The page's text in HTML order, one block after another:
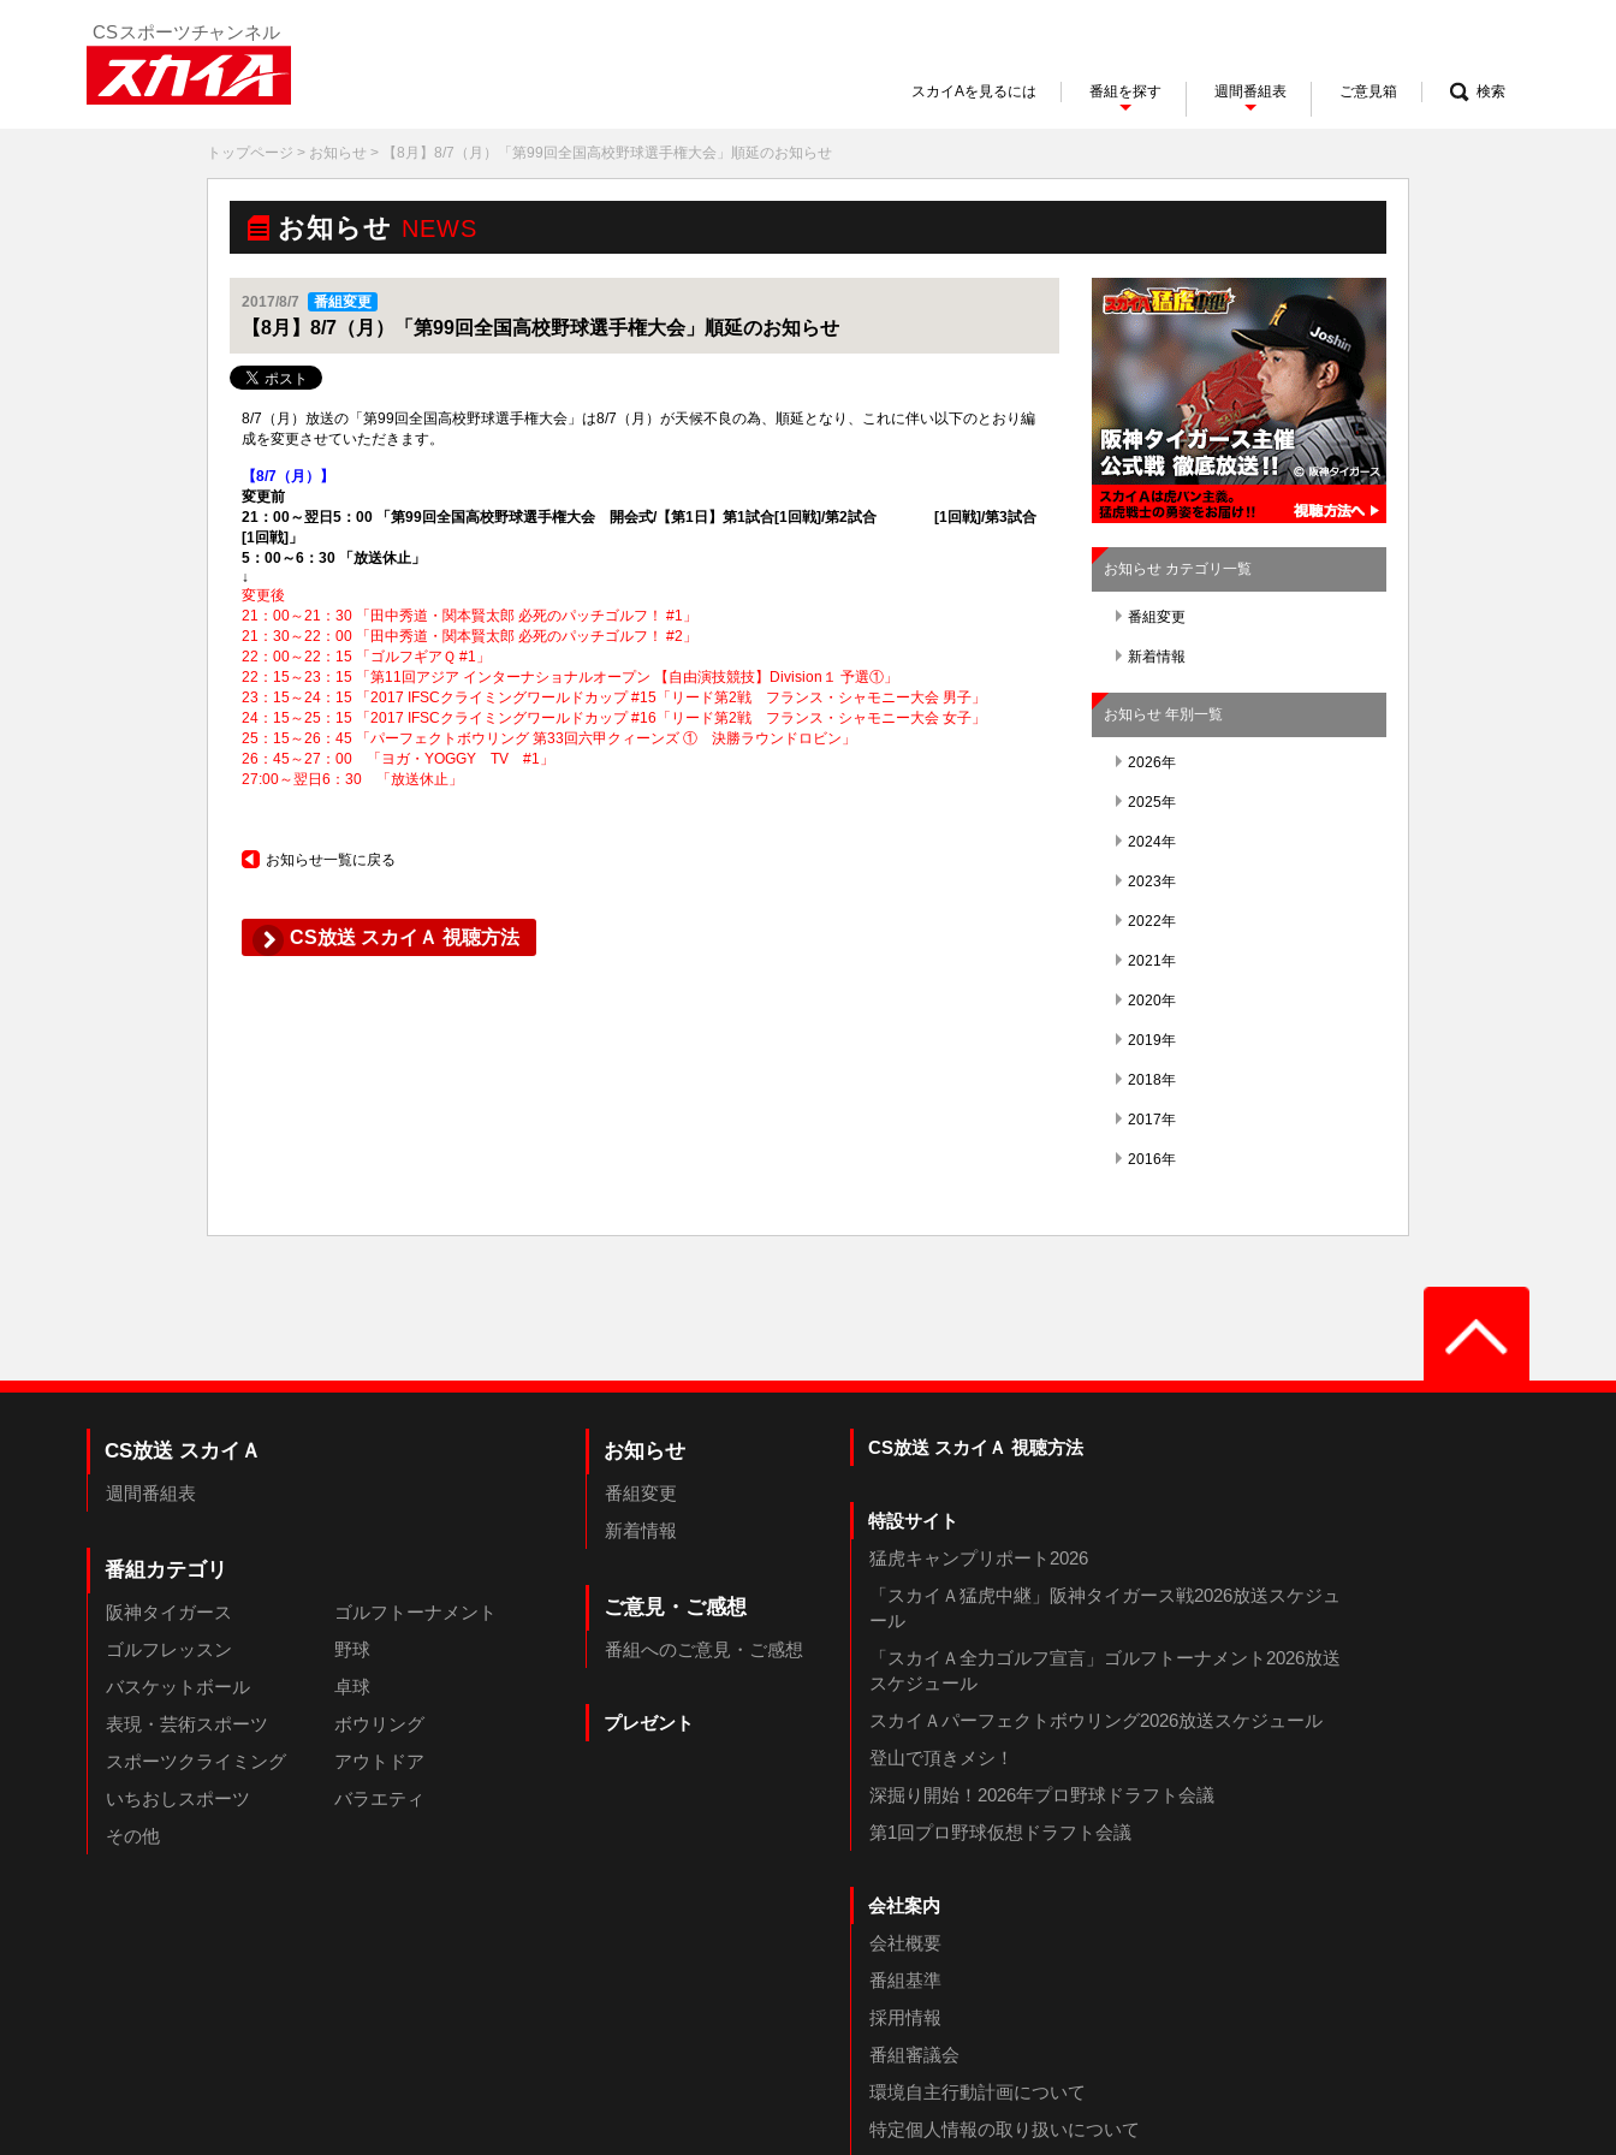
スカイAを見るには 番組を探す 週間番組表 ご意見箱 検索
トップページ > お知らせ > 【8月】8/7（月）「第99回全国高校野球選手権大会」順延のお知らせ
お知らせ NEWS
2017/8/7 番組変更
【8月】8/7（月）「第99回全国高校野球選手権大会」順延のお知らせ
8/7（月）放送の「第99回全国高校野球選手権大会」は8/7（月）が天候不良の為、順延となり、これに伴い以下のとおり編
成を変更させていただきます。
【8/7（月）】
変更前
21：00～翌日5：00 「第99回全国高校野球選手権大会 開会式/【第1日】第1試合[1回戦]/第2試合 [1回戦]/第3試合
[1回戦]」
5：00～6：30 「放送休止」
↓
変更後
21：00～21：30 「田中秀道・関本賢太郎 必死のパッチゴルフ！ #1」
21：30～22：00 「田中秀道・関本賢太郎 必死のパッチゴルフ！ #2」
22：00～22：15 「ゴルフギアＱ #1」
22：15～23：15 「第11回アジア インターナショナルオープン 【自由演技競技】Division１ 予選①」
23：15～24：15 「2017 IFSCクライミングワールドカップ #15「リード第2戦 フランス・シャモニー大会 男子」
24：15～25：15 「2017 IFSCクライミングワールドカップ #16「リード第2戦 フランス・シャモニー大会 女子」
25：15～26：45 「パーフェクトボウリング 第33回六甲クィーンズ ① 決勝ラウンドロビン」
26：45～27：00 「ヨガ・YOGGY TV #1」
27:00～翌日6：30 「放送休止」
お知らせ一覧に戻る
CS放送 スカイＡ 視聴方法
お知らせ カテゴリ一覧
番組変更
新着情報
お知らせ 年別一覧
2026年
2025年
2024年
2023年
2022年
2021年
2020年
2019年
2018年
2017年
2016年
CS放送 スカイＡ
週間番組表
番組カテゴリ
阪神タイガース
ゴルフトーナメント
ゴルフレッスン
野球
バスケットボール
卓球
表現・芸術スポーツ
ボウリング
スポーツクライミング
アウトドア
いちおしスポーツ
バラエティ
その他
お知らせ
番組変更
新着情報
ご意見・ご感想
番組へのご意見・ご感想
プレゼント
CS放送 スカイＡ 視聴方法
特設サイト
猛虎キャンプリポート2026
「スカイＡ猛虎中継」阪神タイガース戦2026放送スケジュ
ール
「スカイＡ全力ゴルフ宣言」ゴルフトーナメント2026放送
スケジュール
スカイＡパーフェクトボウリング2026放送スケジュール
登山で頂きメシ！
深掘り開始！2026年プロ野球ドラフト会議
第1回プロ野球仮想ドラフト会議
会社案内
会社概要
番組基準
採用情報
番組審議会
環境自主行動計画について
特定個人情報の取り扱いについて